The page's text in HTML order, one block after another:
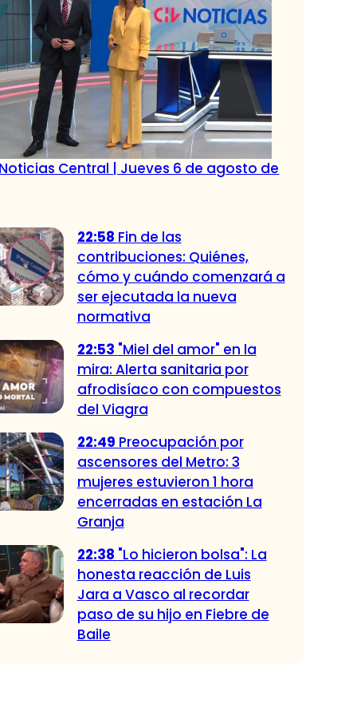
Central | Jueves 6 de agosto de
22:58 Fin de las
contribuciones: Quiénes,
cómo y cuándo comenzará a
ser ejecutada la nueva
normativa
22:53 "Miel del amor" en la
mira: Alerta sanitaria por
afrodisíaco con compuestos
del Viagra
22:49 Preocupación por
ascensores del Metro: 3
mujeres estuvieron 1 hora
encerradas en estación La
Granja
22:38 "Lo hicieron bolsa": La
honesta reacción de Luis
Jara a Vasco al recordar
paso de su hijo en Fiebre de
Baile